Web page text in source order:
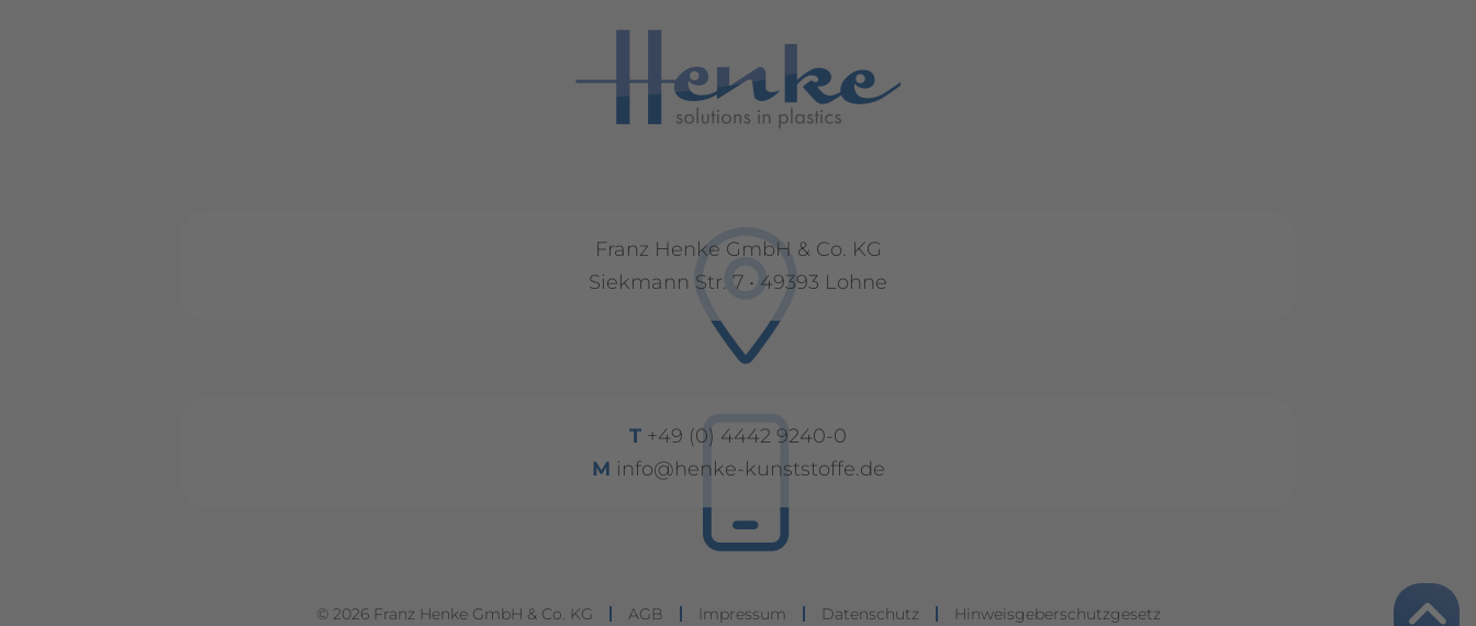
Franz Henke GmbH & Co. KG
Siekmann Str. 7 • 49393 Lohne
T +49 (0) 4442 9240-0
M info@henke-kunststoffe.de
© 2026 Franz Henke GmbH & Co. KG AGB Impressum Datenschutz Hinweisgeberschutzgesetz